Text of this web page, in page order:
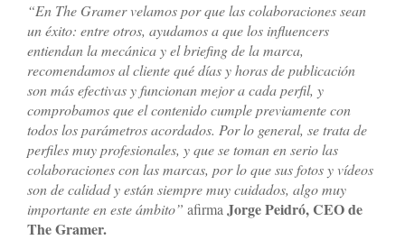
“En The Gramer velamos por que las colaboraciones sean
un éxito: entre otros, ayudamos a que los influencers
entiendan la mecánica y el briefing de la marca,
recomendamos al cliente qué días y horas de publicación
son más efectivas y funcionan mejor a cada perfil, y
comprobamos que el contenido cumple previamente con
todos los parámetros acordados. Por lo general, se trata de
perfiles muy profesionales, y que se toman en serio las
colaboraciones con las marcas, por lo que sus fotos y vídeos
son de calidad y están siempre muy cuidados, algo muy
importante en este ámbito” afirma Jorge Peidró, CEO de
The Gramer.